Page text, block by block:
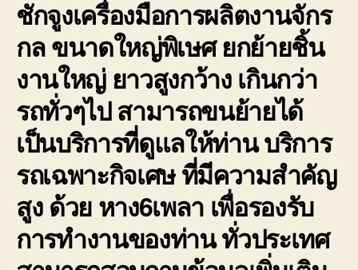
ชักจูงเครื่องมือการผลิตงานจักร
กล ขนาดใหญ่พิเษศ ยกย้ายชิ้น
งานใหญ่ ยาวสูงกว้าง เกินกว่า
รถทั่วๆไป สามารถขนย้ายได้
เป็นบริการที่ดูแลให้ท่าน บริการ
รถเฉพาะกิจเศษ ที่มีความสำคัญ
สูง ด้วย หาง6เพลา เพื่อรองรับ
การทำงานของท่าน ทั่วประเทศ